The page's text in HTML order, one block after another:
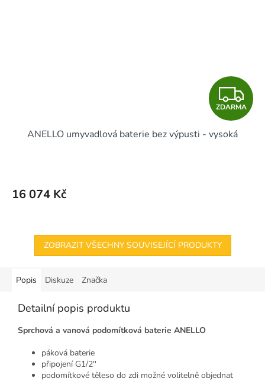
Z
D
ZDARMA
ANELLO umyvadlová baterie bez výpusti - vysoká
16 074 Kč
ZOBRAZIT VŠECHNY SOUVISEJÍCÍ PRODUKTY
Popis Diskuze Značka
Detailní popis produktu
Sprchová a vanová podomítková baterie ANELLO
páková baterie
připojení G1/2''
podomítkové těleso do zdi možné volitelně objednat